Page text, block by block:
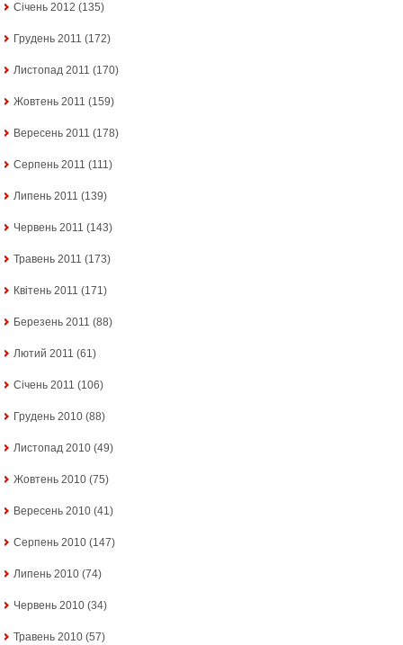
Січень 2012 (135)
Грудень 2011 (172)
Листопад 2011 (170)
Жовтень 2011 (159)
Вересень 2011 (178)
Серпень 2011 (111)
Липень 2011 (139)
Червень 2011 (143)
Травень 2011 (173)
Квітень 2011 (171)
Березень 2011 (88)
Лютий 2011 (61)
Січень 2011 (106)
Грудень 2010 (88)
Листопад 2010 (49)
Жовтень 2010 (75)
Вересень 2010 (41)
Серпень 2010 (147)
Липень 2010 (74)
Червень 2010 (34)
Травень 2010 (57)